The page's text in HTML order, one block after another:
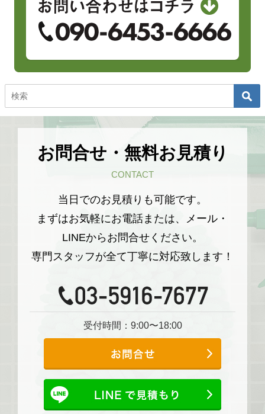
お問合せ・無料お見積り
CONTACT
当日でのお見積りも可能です。
まずはお気軽にお電話または、メール・
LINEからお問合せください。
専門スタッフが全て丁寧に対応致します！
受付時間：9:00〜18:00